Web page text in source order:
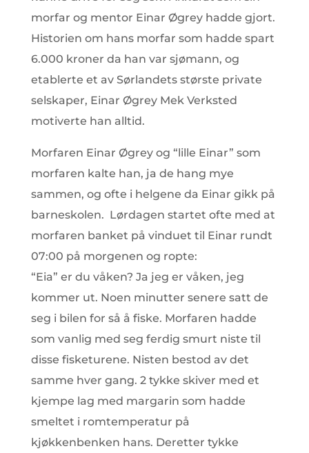
morfar og mentor Einar Øgrey hadde gjort.
Historien om hans morfar som hadde spart
6.000 kroner da han var sjømann, og
etablerte et av Sørlandets største private
selskaper, Einar Øgrey Mek Verksted
motiverte han alltid.
Morfaren Einar Øgrey og “lille Einar” som
morfaren kalte han, ja de hang mye
sammen, og ofte i helgene da Einar gikk på
barneskolen. Lørdagen startet ofte med at
morfaren banket på vinduet til Einar rundt
07:00 på morgenen og ropte:
“Eia” er du våken? Ja jeg er våken, jeg
kommer ut. Noen minutter senere satt de
seg i bilen for så å fiske. Morfaren hadde
som vanlig med seg ferdig smurt niste til
disse fisketurene. Nisten bestod avdet
samme hver gang. 2 tykke skiver med et
kjempe lag med margarin som hadde
smeltet i romtemperatur på
kjøkkenbenken hans. Deretter tykke